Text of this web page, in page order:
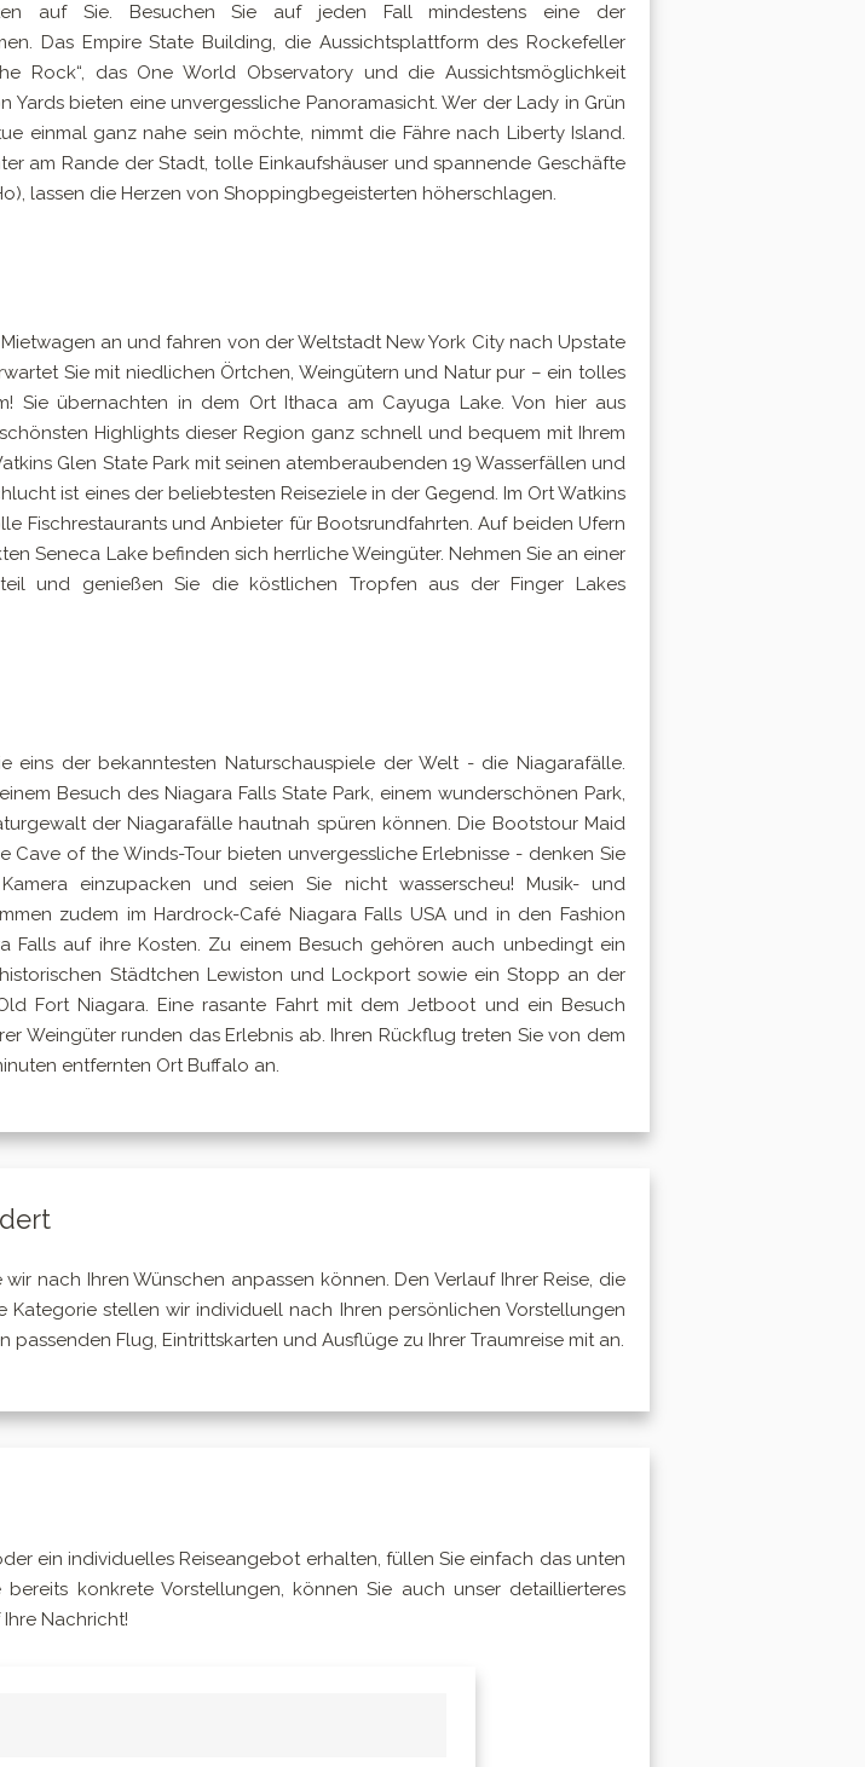
auf Sie. Besuchen Sie auf jeden Fall mindestens eine der
Das Empire State Building, die Aussichtsplattform des Rockefeller
Rock“, das One World Observatory und die Aussichtsmöglichkeit
Yards bieten eine unvergessliche Panoramasicht. Wer der Lady in Grün
einmal ganz nahe sein möchte, nimmt die Fähre nach Liberty Island.
am Rande der Stadt, tolle Einkaufshäuser und spannende Geschäfte
lassen die Herzen von Shoppingbegeisterten höherschlagen.
an und fahren von der Weltstadt New York City nach Upstate
Sie mit niedlichen Örtchen, Weingütern und Natur pur – ein tolles
Sie übernachten in dem Ort Ithaca am Cayuga Lake. Von hier aus
Highlights dieser Region ganz schnell und bequem mit Ihrem
Glen State Park mit seinen atemberaubenden 19 Wasserfällen und
ist eines der beliebtesten Reiseziele in der Gegend. Im Ort Watkins
Fischrestaurants und Anbieter für Bootsrundfahrten. Auf beiden Ufern
Seneca Lake befinden sich herrliche Weingüter. Nehmen Sie an einer
und genießen Sie die köstlichen Tropfen aus der Finger Lakes
eins der bekanntesten Naturschauspiele der Welt - die Niagarafälle.
Besuch des Niagara Falls State Park, einem wunderschönen Park,
der Niagarafälle hautnah spüren können. Die Bootstour Maid
Cave of the Winds-Tour bieten unvergessliche Erlebnisse - denken Sie
einzupacken und seien Sie nicht wasserscheu! Musik- und
zudem im Hardrock-Café Niagara Falls USA und in den Fashion
Falls auf ihre Kosten. Zu einem Besuch gehören auch unbedingt ein
Städtchen Lewiston und Lockport sowie ein Stopp an der
Fort Niagara. Eine rasante Fahrt mit dem Jetboot und ein Besuch
Weingüter runden das Erlebnis ab. Ihren Rückflug treten Sie von dem
entfernten Ort Buffalo an.
nach Ihren Wünschen anpassen können. Den Verlauf Ihrer Reise, die
stellen wir individuell nach Ihren persönlichen Vorstellungen
Flug, Eintrittskarten und Ausflüge zu Ihrer Traumreise mit an.
ein individuelles Reiseangebot erhalten, füllen Sie einfach das unten
konkrete Vorstellungen, können Sie auch unser detaillierteres
Nachricht!